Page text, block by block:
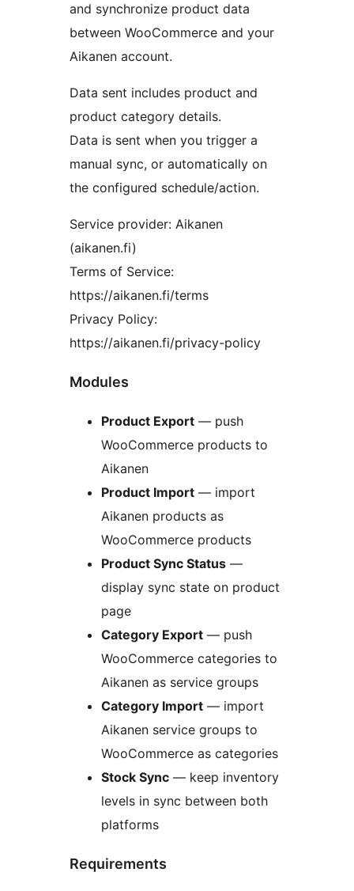
and synchronize product data
between WooCommerce and your
Aikanen account.
Data sent includes product and
product category details.
Data is sent when you trigger a
manual sync, or automatically on
the configured schedule/action.
Service provider: Aikanen
(aikanen.fi)
Terms of Service:
https://aikanen.fi/terms
Privacy Policy:
https://aikanen.fi/privacy-policy
Modules
Product Export — push
WooCommerce products to
Aikanen
Product Import — import
Aikanen products as
WooCommerce products
Product Sync Status —
display sync state on product
page
Category Export — push
WooCommerce categories to
Aikanen as service groups
Category Import — import
Aikanen service groups to
WooCommerce as categories
Stock Sync — keep inventory
levels in sync between both
platforms
Requirements